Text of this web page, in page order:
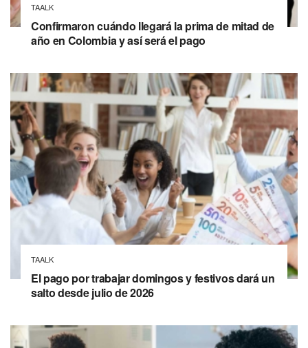
TAALK
Confirmaron cuándo llegará la prima de mitad de
año en Colombia y así será el pago
TAALK
El pago por trabajar domingos y festivos dará un
salto desde julio de 2026